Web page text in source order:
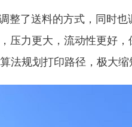
整了送料的方式，同时
压力更大，流动性更好
法规划打印路径，极大缩